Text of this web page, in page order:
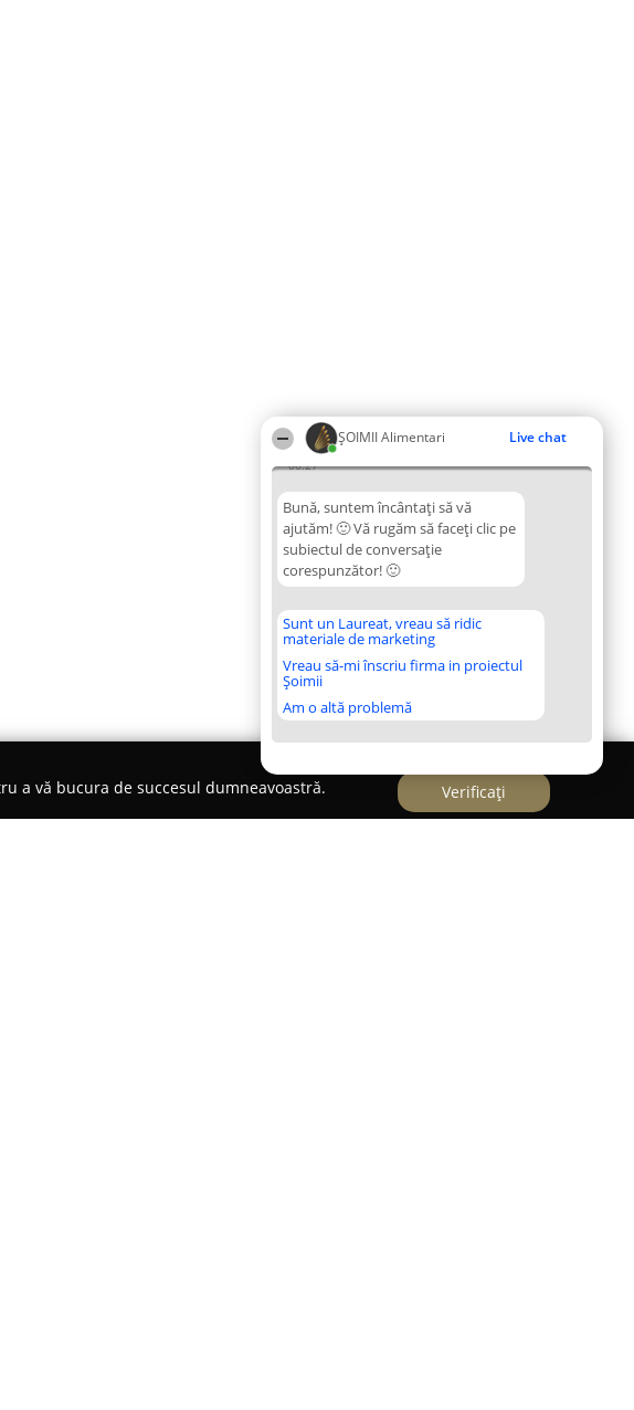
ŞOIMII Alimentari Live chat
06:27
Bună, suntem încântați să vă
ajutăm! 🙂 Vă rugăm să faceți clic pe
subiectul de conversație
corespunzător! 🙂
Sunt un Laureat, vreau să ridic
materiale de marketing
Vreau să-mi înscriu firma in proiectul
Șoimii
Am o altă problemă
a vă bucura de succesul dumneavoastră.
Verificați